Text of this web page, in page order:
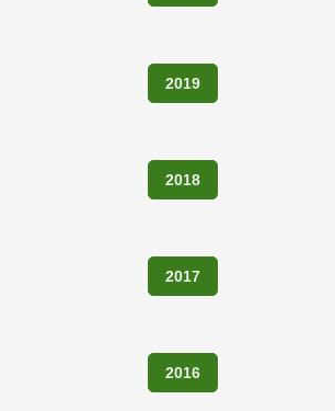
2019
2018
2017
2016